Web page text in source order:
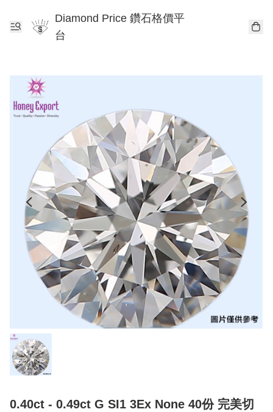
Diamond Price 鑽石格價平
台
0.40ct - 0.49ct G SI1 3Ex None 40份 完美切